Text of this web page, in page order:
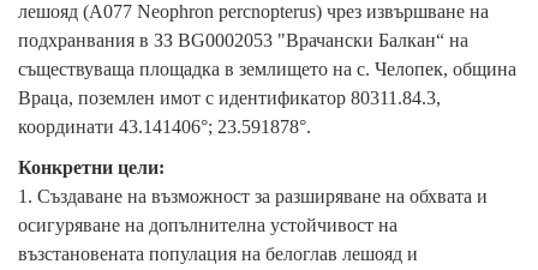
лешояд (А077 Neophron percnopterus) чрез извършване на
подхранвания в ЗЗ BG0002053 "Врачански Балкан“ на
съществуваща площадка в землището на с. Челопек, община
Враца, поземлен имот с идентификатор 80311.84.3,
координати 43.141406°; 23.591878°.
Конкретни цели:
1. Създаване на възможност за разширяване на обхвата и
осигуряване на допълнителна устойчивост на
възстановената популация на белоглав лешояд и